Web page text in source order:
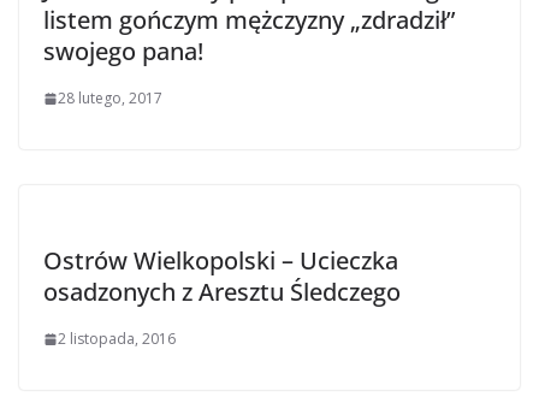
listem gończym mężczyzny „zdradził”
swojego pana!
28 lutego, 2017
Ostrów Wielkopolski – Ucieczka
osadzonych z Aresztu Śledczego
2 listopada, 2016